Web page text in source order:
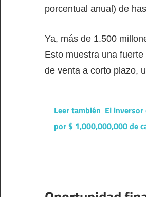
porcentual anual) de
Ya, más de 1.500
Esto muestra una
de venta a corto plazo,
Leer también El
por $ 1,000,000,000 de